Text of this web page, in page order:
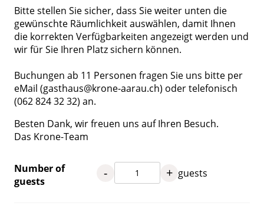
Bitte stellen Sie sicher, dass Sie weiter unten die
gewünschte Räumlichkeit auswählen, damit Ihnen
die korrekten Verfügbarkeiten angezeigt werden und
wir für Sie Ihren Platz sichern können.
Buchungen ab 11 Personen fragen Sie uns bitte per
eMail (gasthaus@krone-aarau.ch) oder telefonisch
(062 824 32 32) an.
Besten Dank, wir freuen uns auf Ihren Besuch.
Das Krone-Team
Number of
guests
- + guests